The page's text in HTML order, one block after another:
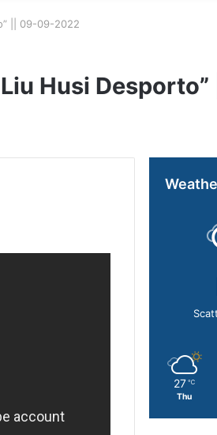
|| 09-09-2022
Liu Husi
27 ℃
Thu